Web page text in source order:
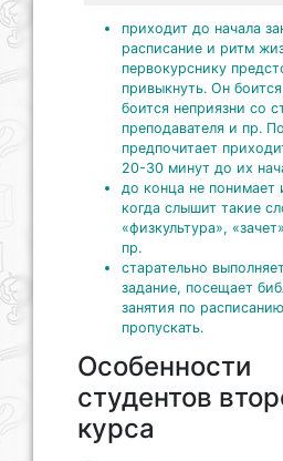
приходит до начала
расписание и ритм
первокурснику
привыкнуть. Он
боится неприязни со
преподавателя и пр.
предпочитает
20-30 минут до их
до конца не понимает
когда слышит такие
«физкультура»,
пр.
старательно
задание, посещает
занятия по
пропускать.
Особенности
студентов
курса